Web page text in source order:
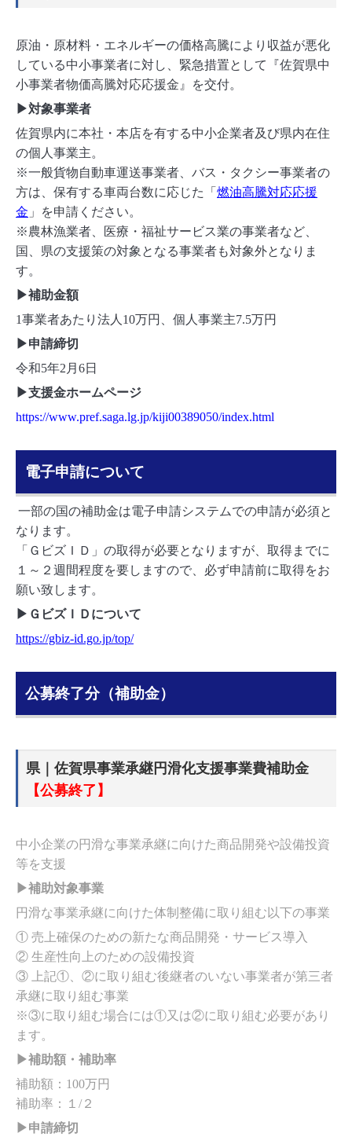
原油・原材料・エネルギーの価格高騰により収益が悪化
している中小事業者に対し、緊急措置として『佐賀県中
小事業者物価高騰対応応援金』を交付。
▶対象事業者
佐賀県内に本社・本店を有する中小企業者及び県内在住
の個人事業主。
※一般貨物自動車運送事業者、バス・タクシー事業者の
方は、保有する車両台数に応じた「 燃油高騰対応応援
金 」を申請ください。
※農林漁業者、医療・福祉サービス業の事業者など、
国、県の支援策の対象となる事業者も対象外となりま
す。
▶補助金額
1事業者あたり法人10万円、個人事業主7.5万円
▶申請締切
令和5年2月6日
▶支援金ホームページ
https://www.pref.saga.lg.jp/kiji00389050/index.html
電子申請について
一部の国の補助金は電子申請システムでの申請が必須と
なります。
「ＧビズＩＤ」の取得が必要となりますが、取得までに
１～２週間程度を要しますので、必ず申請前に取得をお
願い致します。
▶ＧビズＩＤについて
https://gbiz-id.go.jp/top/
公募終了分（補助金）
県｜佐賀県事業承継円滑化支援事業費補助金
【公募終了】
中小企業の円滑な事業承継に向けた商品開発や設備投資
等を支援
▶補助対象事業
円滑な事業承継に向けた体制整備に取り組む以下の事業
① 売上確保のための新たな商品開発・サービス導入
② 生産性向上のための設備投資
③ 上記①、②に取り組む後継者のいない事業者が第三者
承継に取り組む事業
※③に取り組む場合には①又は②に取り組む必要があり
ます。
▶補助額・補助率
補助額：100万円
補助率：１/２
▶申請締切